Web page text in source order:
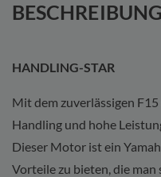
BESCHREIBUNG
HANDLING-STAR
Mit dem zuverlässigen
Handling und hohe
Dieser Motor ist ein
Vorteile zu bieten, die